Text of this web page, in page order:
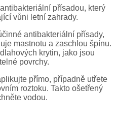
antibakteriální přísadou, který
vůni letní zahrady.
antibakteriální přísady,
mastnotu a zaschlou špínu.
krytin, jako jsou
povrchy.
přímo, případně utřete
roztoku. Takto ošetřený
vodou.